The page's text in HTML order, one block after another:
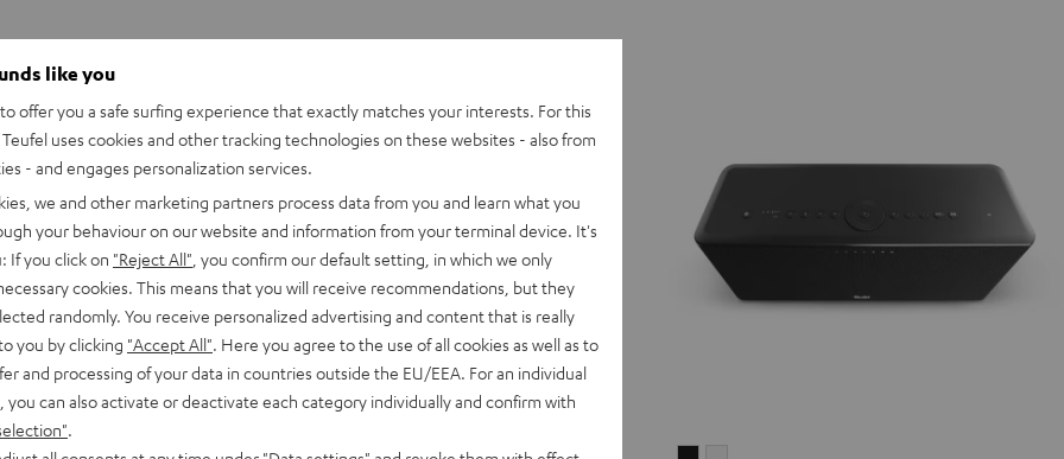
like you
offer you a safe surfing experience that exactly matches your interests. For this
uses cookies and other tracking technologies on these websites - also from
- and engages personalization services.
we and other marketing partners process data from you and learn what you
your behaviour on our website and information from your terminal device. It's
If you click on "Reject All" , you confirm our default setting, in which we only
cookies. This means that you will receive recommendations, but they
randomly. You receive personalized advertising and content that is really
you by clicking "Accept All" . Here you agree to the use of all cookies as well as to
and processing of your data in countries outside the EU/EEA. For an individual
you can also activate or deactivate each category individually and confirm with